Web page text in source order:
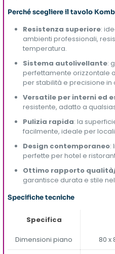
Perché scegliere il tavolo
Resistenza superiore:
ambienti professionali,
temperatura.
Sistema autolivellante:
perfettamente orizzontale
per stabilità e precisione in
Versatile per interni ed
resistente, adatto a
Pulizia rapida: la
facilmente, ideale per
Design contemporaneo:
perfette per hotel e
Ottimo rapporto
garantisce durata e stile
Specifiche tecniche
Specifica
Dimensioni piano 80 x